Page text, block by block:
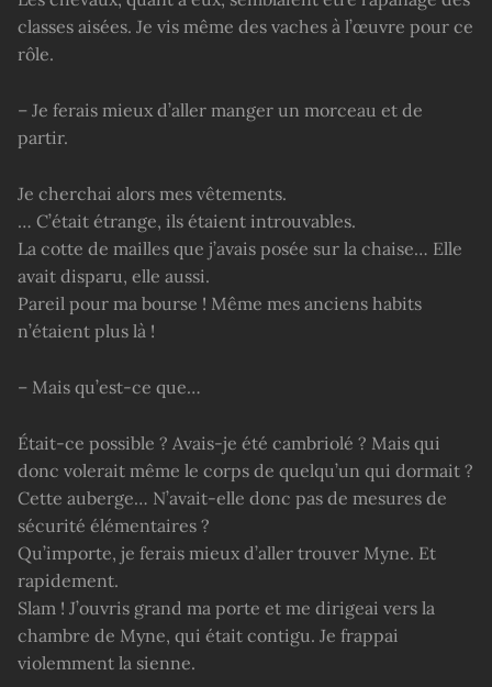
classes aisées. Je vis même des vaches à l’œuvre pour ce
rôle.
– Je ferais mieux d’aller manger un morceau et de
partir.
Je cherchai alors mes vêtements.
… C’était étrange, ils étaient introuvables.
La cotte de mailles que j’avais posée sur la chaise… Elle
avait disparu, elle aussi.
Pareil pour ma bourse ! Même mes anciens habits
n’étaient plus là !
– Mais qu’est-ce que…
Était-ce possible ? Avais-je été cambriolé ? Mais qui
donc volerait même le corps de quelqu’un qui dormait ?
Cette auberge… N’avait-elle donc pas de mesures de
sécurité élémentaires ?
Qu’importe, je ferais mieux d’aller trouver Myne. Et
rapidement.
Slam ! J’ouvris grand ma porte et me dirigeai vers la
chambre de Myne, qui était contigu. Je frappai
violemment la sienne.